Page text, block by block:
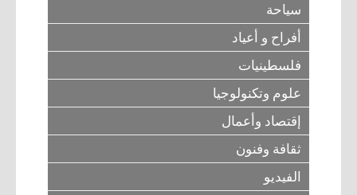
سياحة
أفراح و أعياد
فلسطينيات
علوم وتكنولوجيا
إقتصاد وأعمال
ثقافة وفنون
الفيديو